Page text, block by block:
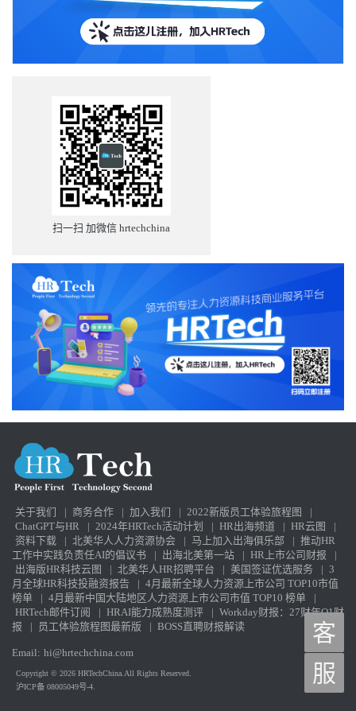
扫一扫 加微信 hrtechchina
关于我们 | 商务合作 | 加入我们 | 2022新版员工体验旅程图
|
ChatGPT与HR
| 2024年HRTech活动计划 | HR出海频道 | HR云图
|
资料下载
| 北美华人人力资源协会 | 马上加入出海俱乐部 | 推动HR
工作中实践负责任AI的倡议书
| 出海北美第一站 | HR上市公司财报
|
出海版HR科技云图
| 北美华人HR招聘平台 | 美国签证优选服务 | 3
月全球HR科技投融资报告
| 4月最新全球人力资源上市公司 TOP10市值
榜单
| 4月最新中国大陆地区人力资源上市公司市值 TOP10 榜单
|
HRTech邮件订阅
| HRAI能力成熟度测评 | Workday财报：27财年Q1财
报
| 员工体验旅程图最新版 | BOSS直聘财报解读
Email: hi@hrtechchina.com
Copyright © 2026 HRTechChina.All Rights Reserved.
沪ICP备 08005049号-4.
客
服